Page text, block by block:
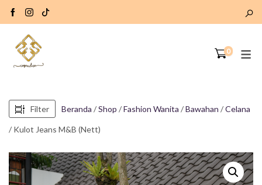
0
Filter Beranda /Shop /Fashion Wanita /Bawahan /Celana
/ Kulot Jeans M&B (Nett)